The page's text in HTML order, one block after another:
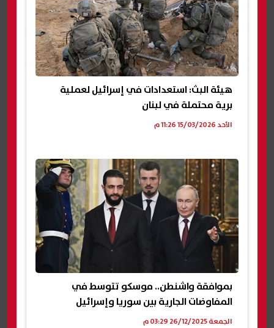
هيئة البث: استعدادات في إسرائيل لعملية
برية محتملة في لبنان
الأحد 15/03/2026 11:26 م
بموافقة واشنطن.. موسكو تتوسط في
المفاوضات الجارية بين سوريا وإسرائيل
الجمعة 26/12/2025 03:29 م